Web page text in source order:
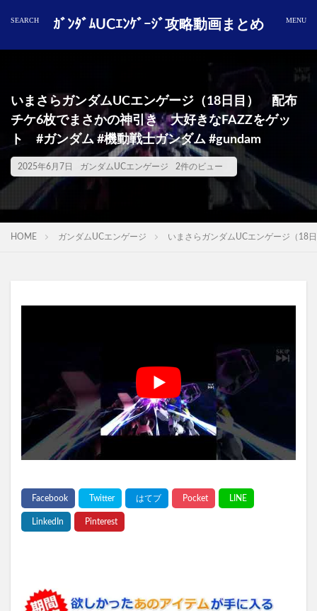
ｶﾞﾝﾀﾞﾑUCｴﾝｹﾞｰｼﾞ攻略動画まとめ
いまさらガンダムUCエンゲージ（18日目） 配布
チケ6枚でまさかの神引き 大好きなFAZZをゲッ
ト #ガンダム #機動戦士ガンダム #gundam
2025年6月7日 ガンダムUCエンゲージ 2件のビュー
HOME ガンダムUCエンゲージ いまさらガンダムUCエンゲージ（